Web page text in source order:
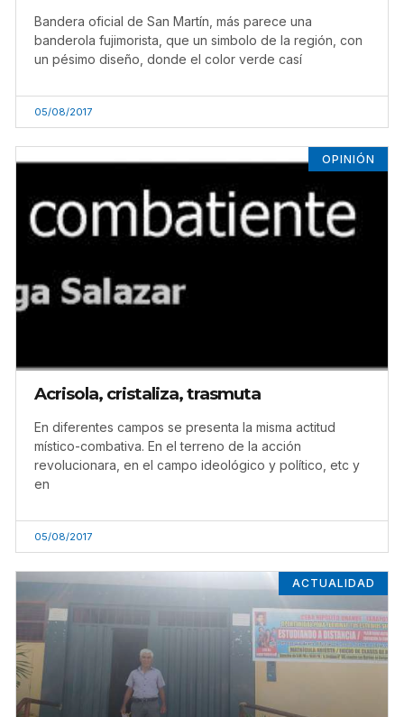
Bandera oficial de San Martín, más parece una
banderola fujimorista, que un simbolo de la región, con
un pésimo diseño, donde el color verde casí
05/08/2017
OPINIÓN
Acrisola, cristaliza, trasmuta
En diferentes campos se presenta la misma actitud
místico-combativa. En el terreno de la acción
revolucionara, en el campo ideológico y político, etc y
en
05/08/2017
ACTUALIDAD